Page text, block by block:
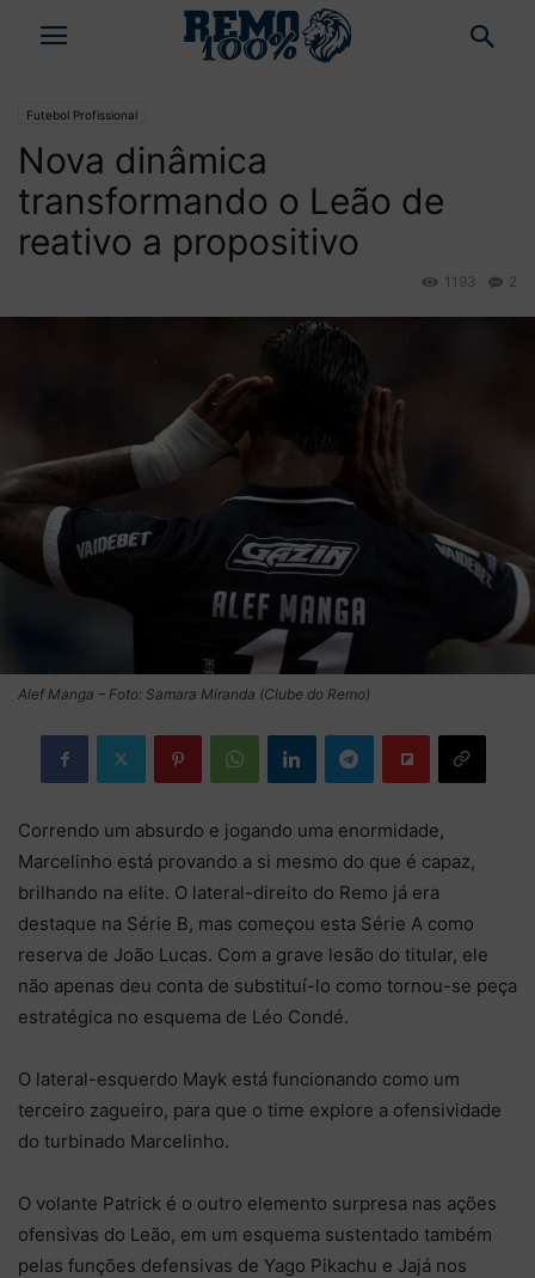
Futebol Profissional
Nova dinâmica
transformando o Leão de
reativo a propositivo
2
1193
Alef Manga – Foto: Samara Miranda (Clube do Remo)
Correndo um absurdo e jogando uma enormidade,
Marcelinho está provando a si mesmo do que é capaz,
brilhando na elite. O lateral-direito do Remo já era
destaque na Série B, mas começou esta Série A como
reserva de João Lucas. Com a grave lesão do titular, ele
não apenas deu conta de substituí-lo como tornou-se peça
estratégica no esquema de Léo Condé.
O lateral-esquerdo Mayk está funcionando como um
terceiro zagueiro, para que o time explore a ofensividade
do turbinado Marcelinho.
O volante Patrick é o outro elemento surpresa nas ações
ofensivas do Leão, em um esquema sustentado também
pelas funções defensivas de Yago Pikachu e Jajá nos